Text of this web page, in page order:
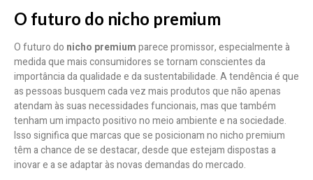
O futuro do nicho premium
O futuro do nicho premiumparece promissor, especialmente à
medida que mais consumidores se tornam conscientes da
importância da qualidade e da sustentabilidade. A tendência é que
as pessoas busquem cada vez mais produtos que não apenas
atendam às suas necessidades funcionais, mas que também
tenham um impacto positivo no meio ambiente e na sociedade.
Isso significa que marcas que se posicionam no nicho premium
têm a chance de se destacar, desde que estejam dispostas a
inovar e a se adaptar às novas demandas do mercado.